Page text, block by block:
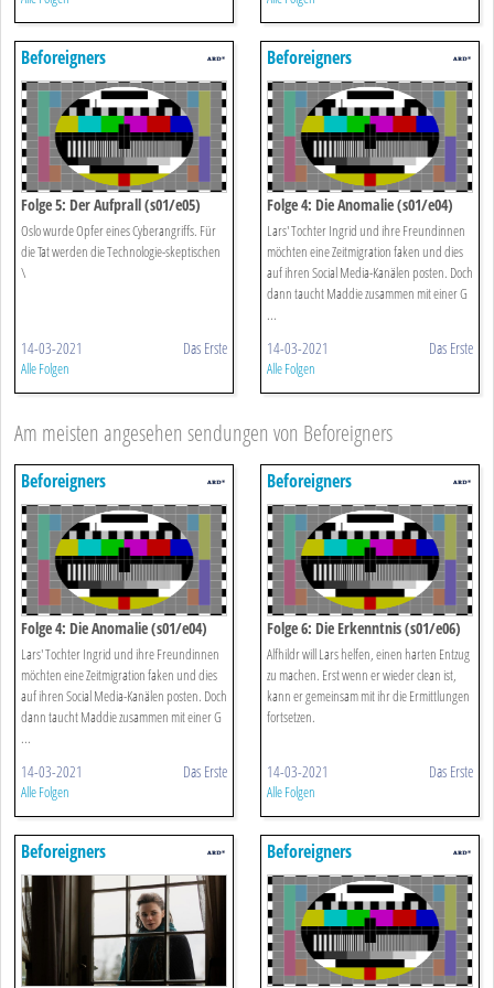
Beforeigners
Folge 5: Der Aufprall (s01/e05)
Oslo wurde Opfer eines Cyberangriffs. Für
die Tat werden die Technologie-skeptischen
\
14-03-2021 Das Erste
Alle Folgen
Beforeigners
Folge 4: Die Anomalie (s01/e04)
Lars' Tochter Ingrid und ihre Freundinnen
möchten eine Zeitmigration faken und dies
auf ihren Social Media-Kanälen posten. Doch
dann taucht Maddie zusammen mit einer G
...
14-03-2021 Das Erste
Alle Folgen
Am meisten angesehen sendungen von Beforeigners
Beforeigners
Folge 4: Die Anomalie (s01/e04)
Lars' Tochter Ingrid und ihre Freundinnen
möchten eine Zeitmigration faken und dies
auf ihren Social Media-Kanälen posten. Doch
dann taucht Maddie zusammen mit einer G
...
14-03-2021 Das Erste
Alle Folgen
Beforeigners
Folge 6: Die Erkenntnis (s01/e06)
Alfhildr will Lars helfen, einen harten Entzug
zu machen. Erst wenn er wieder clean ist,
kann er gemeinsam mit ihr die Ermittlungen
fortsetzen.
14-03-2021 Das Erste
Alle Folgen
Beforeigners Beforeigners